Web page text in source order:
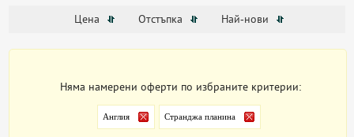
Цена Отстъпка Най-нови
Няма намерени оферти по избраните критерии:
Англия Странджа планина